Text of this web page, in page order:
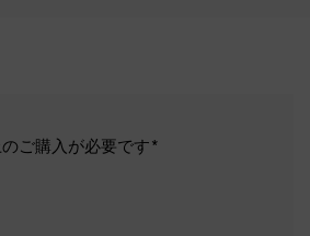
ご購入が必要です*